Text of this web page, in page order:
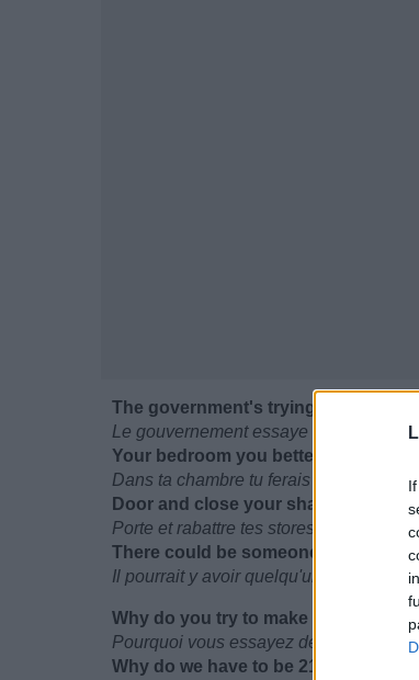
The government's trying to get into
Le gouvernement essaye de rentrer
Your bedroom you better lock your
Dans ta chambre tu ferais mieux de
Door and close your shades
Porte et rabattre tes stores car
There could be someone watching
Il pourrait y avoir quelqu'un qui te
Why do you try to make things
Pourquoi vous essayez de rendre les
Why do we have to be 21 ?